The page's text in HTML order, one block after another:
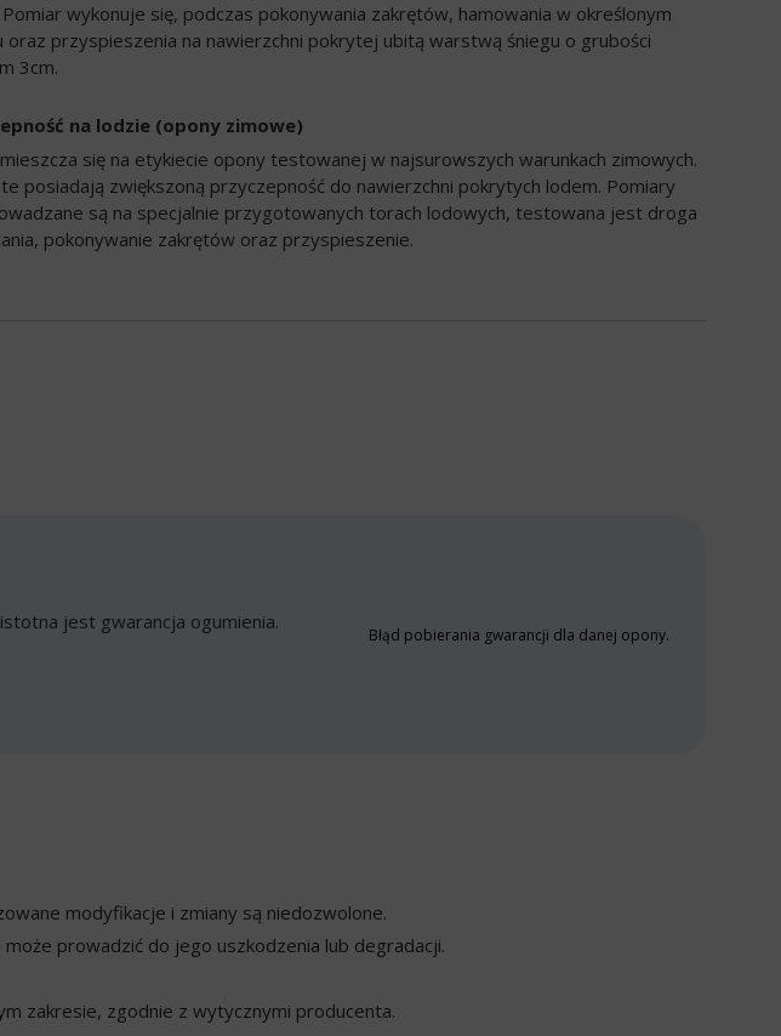
wykonuje się, podczas pokonywania zakrętów, hamowania w określonym
oraz przyspieszenia na nawierzchni pokrytej ubitą warstwą śniegu o grubości
3cm.
na lodzie (opony zimowe)
się na etykiecie opony testowanej w najsurowszych warunkach zimowych.
posiadają zwiększoną przyczepność do nawierzchni pokrytych lodem. Pomiary
są na specjalnie przygotowanych torach lodowych, testowana jest droga
pokonywanie zakrętów oraz przyspieszenie.
jest gwarancja ogumienia.
Błąd pobierania gwarancji dla danej opony.
modyfikacje i zmiany są niedozwolone.
prowadzić do jego uszkodzenia lub degradacji.
zakresie, zgodnie z wytycznymi producenta.